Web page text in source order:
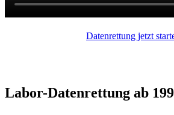
Datenrettung jetzt
Labor-Datenrettung ab